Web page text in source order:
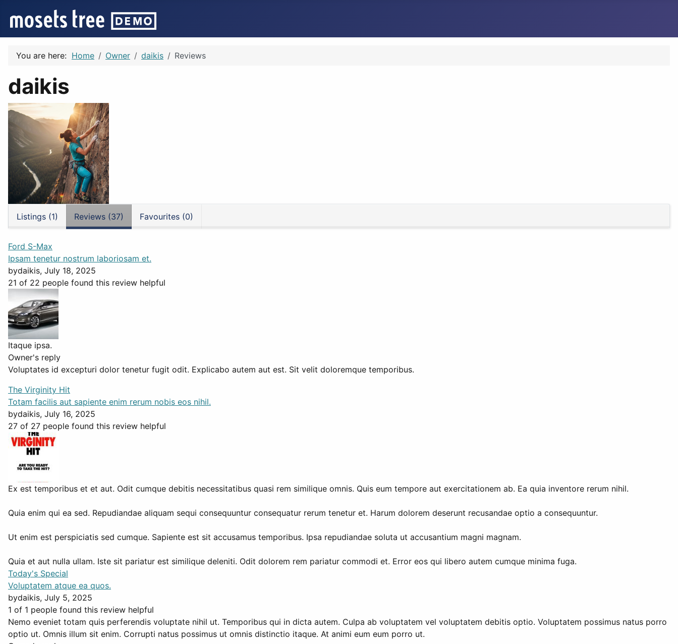
You are here: Home Owner daikis Reviews
daikis
Listings (1) Reviews (37) Favourites (0)
Ford S-Max
Ipsam tenetur nostrum laboriosam et.
bydaikis, July 18, 2025
21 of 22 people found this review helpful
Itaque ipsa.
Owner's reply
Voluptates id excepturi dolor tenetur fugit odit. Explicabo autem aut est. Sit velit doloremque temporibus.
The Virginity Hit
Totam facilis aut sapiente enim rerum nobis eos nihil.
bydaikis, July 16, 2025
27 of 27 people found this review helpful
Ex est temporibus et et aut. Odit cumque debitis necessitatibus quasi rem similique omnis. Quis eum tempore aut exercitationem ab. Ea quia inventore rerum nihil.
Quia enim qui ea sed. Repudiandae aliquam sequi consequuntur consequatur rerum tenetur et. Harum dolorem deserunt recusandae optio a consequuntur.
Ut enim est perspiciatis sed cumque. Sapiente est sit accusamus temporibus. Ipsa repudiandae soluta ut accusantium magni magnam.
Quia et aut nulla ullam. Iste sit pariatur est similique deleniti. Odit dolorem rem pariatur commodi et. Error eos qui libero autem cumque minima fuga.
Today's Special
Voluptatem atque ea quos.
bydaikis, July 5, 2025
1 of 1 people found this review helpful
Nemo eveniet totam quis perferendis voluptate nihil ut. Temporibus qui in dicta autem. Culpa ab voluptatem vel voluptatem debitis optio. Voluptatem possimus natus porro
optio ut. Omnis illum sit enim. Corrupti natus possimus ut omnis distinctio itaque. At animi eum eum porro ut.